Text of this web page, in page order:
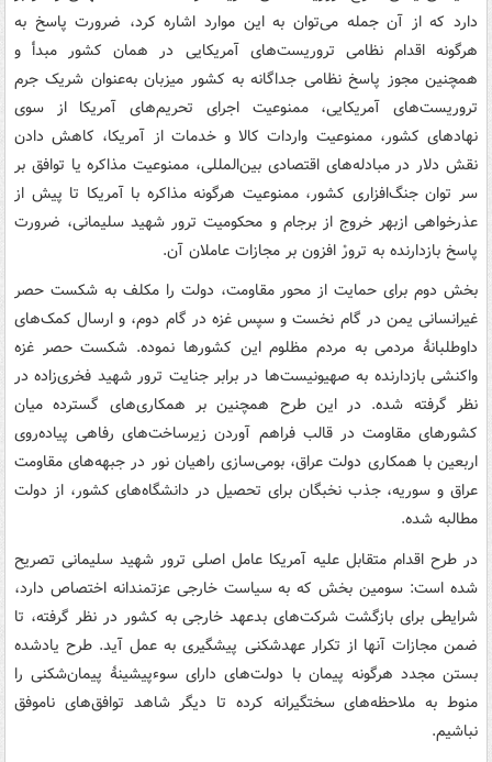
دارد که از آن جمله می‌توان به این موارد اشاره کرد، ضرورت پاسخ به
هرگونه اقدام نظامی تروریست‌های آمریکایی در همان کشور مبدأ و
همچنین مجوز پاسخ نظامی جداگانه به کشور میزبان به‌عنوان شریک جرم
تروریست‌های آمریکایی، ممنوعیت اجرای تحریم‌های آمریکا از سوی
نهادهای کشور، ممنوعیت واردات کالا و خدمات از آمریکا، کاهش دادن
نقش دلار در مبادله‌های اقتصادی بین‌المللی، ممنوعیت مذاکره یا توافق بر
سر توان جنگ‌افزاری کشور، ممنوعیت هرگونه مذاکره با آمریکا تا پیش از
عذرخواهی ازبهر خروج از برجام و محکومیت ترور شهید سلیمانی، ضرورت
پاسخ بازدارنده به ترورْ افزون بر مجازات عاملان آن.
بخش دوم برای حمایت از محور مقاومت، دولت را مکلف به شکست حصر
غیرانسانی یمن در گام نخست و سپس غزه در گام دوم، و ارسال کمک‌های
داوطلبانهٔ مردمی به مردم مظلوم این کشورها نموده. شکست حصر غزه
واکنشی بازدارنده به صهیونیست‌ها در برابر جنایت ترور شهید فخری‌زاده در
نظر گرفته شده. در این طرح همچنین بر همکاری‌های گسترده میان
کشورهای مقاومت در قالب فراهم آوردن زیرساخت‌های رفاهی پیاده‌روی
اربعین با همکاری دولت عراق، بومی‌سازی راهیان نور در جبهه‌های مقاومت
عراق و سوریه، جذب نخبگان برای تحصیل در دانشگاه‌های کشور، از دولت
مطالبه شده.
در طرح اقدام متقابل علیه آمریکا عامل اصلی ترور شهید سلیمانی تصریح
شده است: سومین بخش که به سیاست خارجی عزتمندانه اختصاص دارد،
شرایطی برای بازگشت شرکت‌های بدعهد خارجی به کشور در نظر گرفته، تا
ضمن مجازات آنها از تکرار عهدشکنی پیشگیری به عمل آید. طرح یادشده
بستن مجدد هرگونه پیمان با دولت‌های دارای سوءپیشینهٔ پیمان‌شکنی را
منوط به ملاحظه‌های سختگیرانه کرده تا دیگر شاهد توافق‌های ناموفق
نباشیم.